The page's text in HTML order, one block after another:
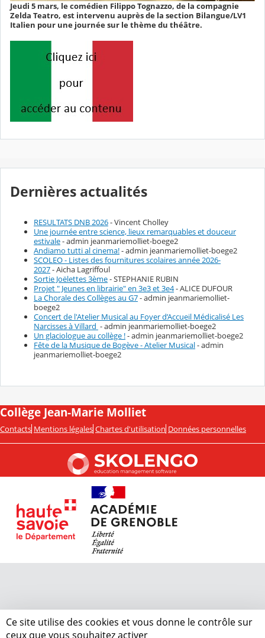
Jeudi 5 mars, le comédien Filippo Tognazzo, de la compagnie
Zelda Teatro, est intervenu auprès de la section Bilangue/LV1
Italien pour une journée sur le thème du théâtre.
Dernières actualités
RESULTATS DNB 2026- Vincent Cholley
Une journée entre science, lieux remarquables et douceur
estivale- admin jeanmariemolliet-boege2
Andiamo tutti al cinema!- admin jeanmariemolliet-boege2
SCOLEO - Listes des fournitures scolaires année 2026-
2027- Aicha Lagriffoul
Sortie Joëlettes 3ème- STEPHANIE RUBIN
Projet " Jeunes en librairie" en 3e3 et 3e4- ALICE DUFOUR
La Chorale des Collèges au G7- admin jeanmariemolliet-
boege2
Concert de l'Atelier Musical au Foyer d’Accueil Médicalisé Les
Narcisses à Villard - admin jeanmariemolliet-boege2
Un glaciologue au collège !- admin jeanmariemolliet-boege2
Fête de la Musique de Bogève - Atelier Musical- admin
jeanmariemolliet-boege2
Collège Jean-Marie Molliet
Contacts Mentions légales Chartes d'utilisation Données personnelles
Ce site utilise des cookies et vous donne le contrôle sur
ceux que vous souhaitez activer